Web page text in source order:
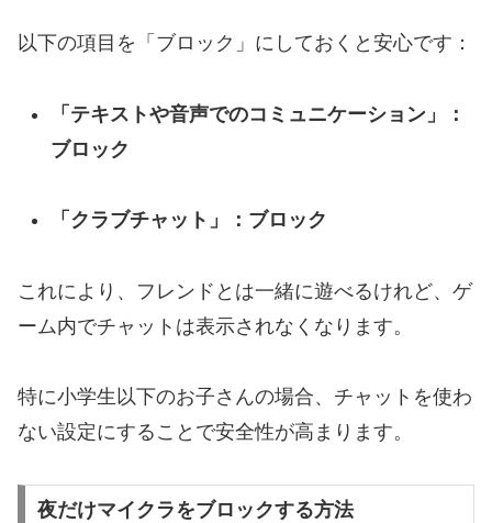
以下の項目を「ブロック」にしておくと安心です：
「テキストや音声でのコミュニケーション」：
ブロック
「クラブチャット」：ブロック
これにより、フレンドとは一緒に遊べるけれど、ゲ
ーム内でチャットは表示されなくなります。
特に小学生以下のお子さんの場合、チャットを使わ
ない設定にすることで安全性が高まります。
夜だけマイクラをブロックする方法